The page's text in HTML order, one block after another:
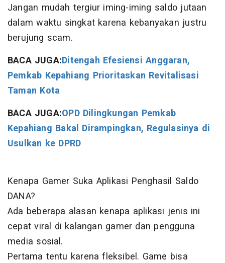
Jangan mudah tergiur iming-iming saldo jutaan
dalam waktu singkat karena kebanyakan justru
berujung scam.
BACA JUGA:Ditengah Efesiensi Anggaran,
Pemkab Kepahiang Prioritaskan Revitalisasi
Taman Kota
BACA JUGA:OPD Dilingkungan Pemkab
Kepahiang Bakal Dirampingkan, Regulasinya di
Usulkan ke DPRD
Kenapa Gamer Suka Aplikasi Penghasil Saldo
DANA?
Ada beberapa alasan kenapa aplikasi jenis ini
cepat viral di kalangan gamer dan pengguna
media sosial.
Pertama tentu karena fleksibel. Game bisa